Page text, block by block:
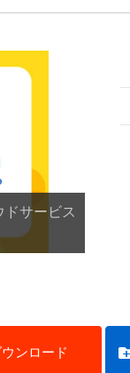
サービス
ンロード